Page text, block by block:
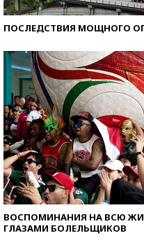
ПОСЛЕДСТВИЯ МОЩНОГО
ВОСПОМИНАНИЯ НА ВСЮ
ГЛАЗАМИ БОЛЕЛЬЩИКОВ